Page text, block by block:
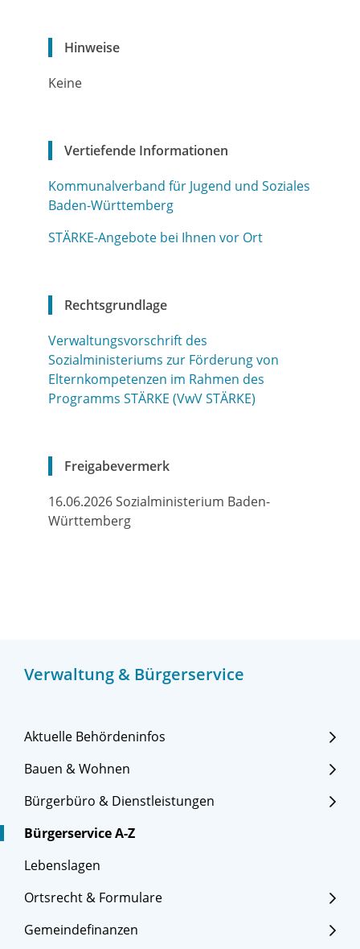
Verwaltung & Bürgerservice
Aktuelle Behördeninfos
Bauen & Wohnen
Bürgerbüro & Dienstleistungen
Bürgerservice A-Z
Lebenslagen
Ortsrecht & Formulare
Gemeindefinanzen
Hinweise
Keine
Vertiefende Informationen
Kommunalverband für Jugend und Soziales
Baden-Württemberg
STÄRKE-Angebote bei Ihnen vor Ort
Rechtsgrundlage
Verwaltungsvorschrift des
Sozialministeriums zur Förderung von
Elternkompetenzen im Rahmen des
Programms STÄRKE (VwV STÄRKE)
Freigabevermerk
16.06.2026 Sozialministerium Baden-
Württemberg